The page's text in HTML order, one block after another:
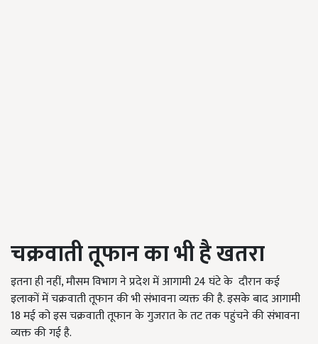
चक्रवाती तूफान का भी है खतरा
इतना ही नहीं, मौसम विभाग ने प्रदेश में आगामी 24 घंटे के दौरान कई
इलाकों में चक्रवाती तूफान की भी संभावना व्यक्त की है. इसके बाद आगामी
18 मई को इस चक्रवाती तूफान के गुजरात के तट तक पहुंचने की संभावना
व्यक्त की गई है.